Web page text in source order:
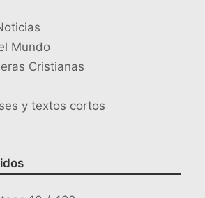
Mundo
Cristianas
y textos cortos